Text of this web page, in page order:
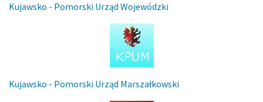
Kujawsko - Pomorski Urząd Wojewódzki
Kujawsko - Pomorski Urząd Marszałkowski